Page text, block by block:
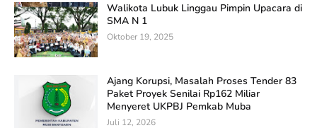
Walikota Lubuk Linggau Pimpin Upacara di
SMA N 1
Oktober 19, 2025
Ajang Korupsi, Masalah Proses Tender 83
Paket Proyek Senilai Rp162 Miliar
Menyeret UKPBJ Pemkab Muba
Juli 12, 2026